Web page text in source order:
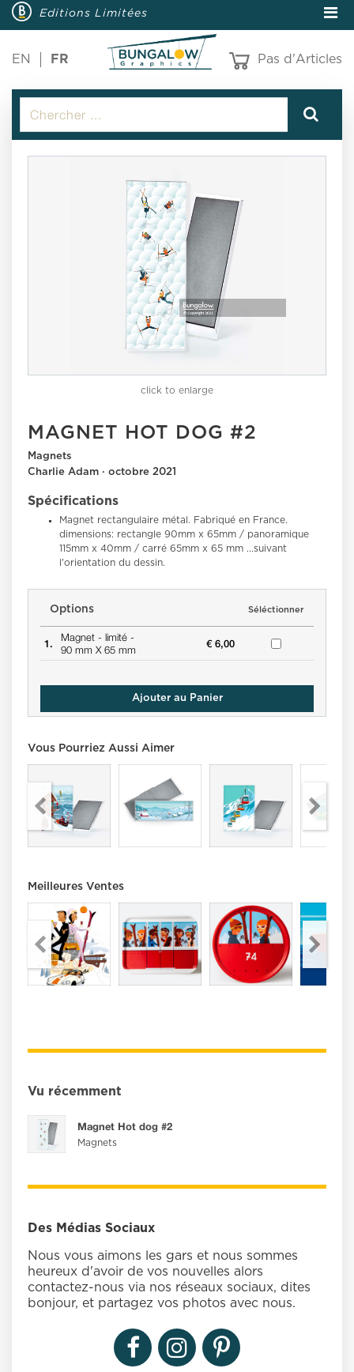
Editions Limitées
EN FR Pas d'Articles
click to enlarge
MAGNET HOT DOG #2
Magnets
Charlie Adam · octobre 2021
Spécifications
Magnet rectangulaire métal. Fabriqué en France.
dimensions: rectangle 90mm x 65mm / panoramique
115mm x 40mm / carré 65mm x 65 mm ...suivant
l'orientation du dessin.
Options Séléctionner
1. Magnet - limité -
90 mm X 65 mm
€ 6,00
Ajouter au Panier
Vous Pourriez Aussi Aimer
Meilleures Ventes
Vu récemment
Magnet Hot dog #2
Magnets
Des Médias Sociaux
Nous vous aimons les gars et nous sommes
heureux d'avoir de vos nouvelles alors
contactez-nous via nos réseaux sociaux, dites
bonjour, et partagez vos photos avec nous.